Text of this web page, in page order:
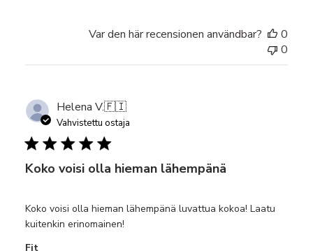
Var den här recensionen användbar?
0
0
Helena V.🇫🇮
Vahvistettu ostaja
Koko voisi olla hieman lähempänä
Koko voisi olla hieman lähempänä luvattua kokoa! Laatu
kuitenkin erinomainen!
Fit